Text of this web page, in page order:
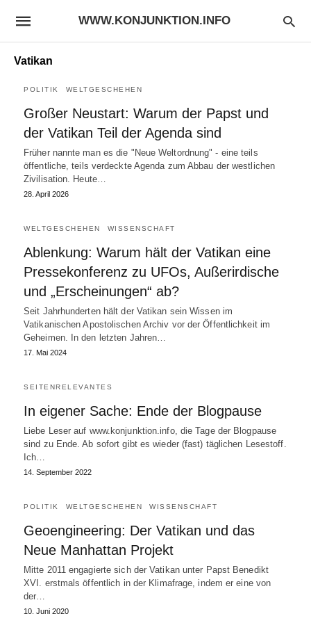
WWW.KONJUNKTION.INFO
Vatikan
POLITIK WELTGESCHEHEN
Großer Neustart: Warum der Papst und
der Vatikan Teil der Agenda sind
Früher nannte man es die "Neue Weltordnung" - eine teils
öffentliche, teils verdeckte Agenda zum Abbau der westlichen
Zivilisation. Heute…
28. April 2026
WELTGESCHEHEN WISSENSCHAFT
Ablenkung: Warum hält der Vatikan eine
Pressekonferenz zu UFOs, Außerirdische
und „Erscheinungen“ ab?
Seit Jahrhunderten hält der Vatikan sein Wissen im
Vatikanischen Apostolischen Archiv vor der Öffentlichkeit im
Geheimen. In den letzten Jahren…
17. Mai 2024
SEITENRELEVANTES
In eigener Sache: Ende der Blogpause
Liebe Leser auf www.konjunktion.info, die Tage der Blogpause
sind zu Ende. Ab sofort gibt es wieder (fast) täglichen Lesestoff.
Ich…
14. September 2022
POLITIK WELTGESCHEHEN WISSENSCHAFT
Geoengineering: Der Vatikan und das
Neue Manhattan Projekt
Mitte 2011 engagierte sich der Vatikan unter Papst Benedikt
XVI. erstmals öffentlich in der Klimafrage, indem er eine von
der…
10. Juni 2020